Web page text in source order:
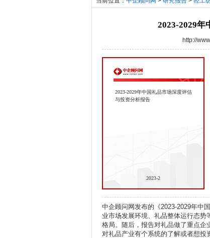
2023-2029年
http://
2023-2029年中国礼品市场深度评估
与投资分析报告
2023-2
中企顾问网发布的《2023-2029年中
业市场发展环境、礼品整体运行态
格局。随后，报告对礼品做了重点企
对礼品产业有个系统的了解或者想投